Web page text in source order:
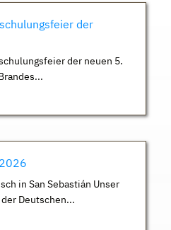
der
der neuen 5.
in San Sebastián Unser
Deutschen...